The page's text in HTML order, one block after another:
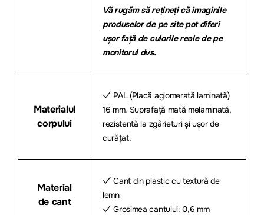
Vă rugăm să rețineți că imaginile
produselor de pe site pot diferi
ușor față de culorile reale de pe
monitorul dvs.
Materialul
corpului
✓ PAL (Placă aglomerată laminată)
16 mm. Suprafață mată melaminată,
rezistentă la zgârieturi și ușor de
curățat.
Material
de cant
✓ Cant din plastic cu textură de
lemn
✓ Grosimea cantului: 0,6 mm